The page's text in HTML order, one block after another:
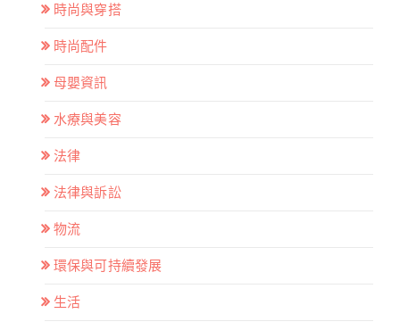
時尚與穿搭
時尚配件
母嬰資訊
水療與美容
法律
法律與訴訟
物流
環保與可持續發展
生活